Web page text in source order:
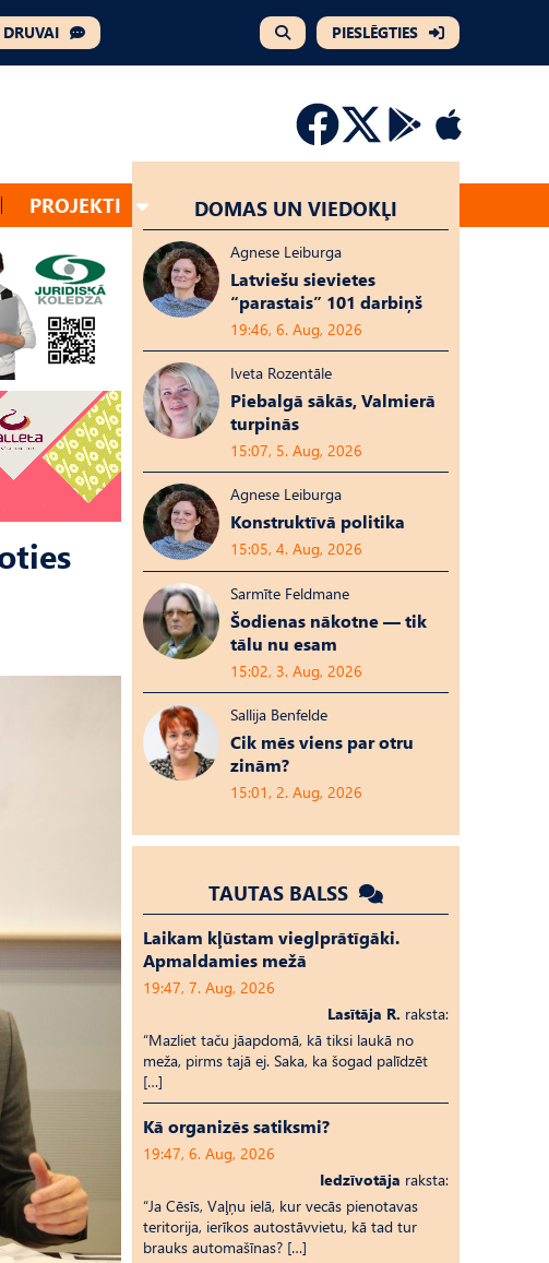
PIESLĒGTIES
PROJEKTI DOMAS UN VIEDOKĻI
Agnese Leiburga
Latviešu sievietes
“parastais” 101 darbiņš
19:46, 6. Aug, 2026
Iveta Rozentāle
Piebalgā sākās, Valmierā
turpinās
15:07, 5. Aug, 2026
Agnese Leiburga
Konstruktīvā politika
15:05, 4. Aug, 2026
Sarmīte Feldmane
Šodienas nākotne — tik
tālu nu esam
15:02, 3. Aug, 2026
Sallija Benfelde
Cik mēs viens par otru
zinām?
15:01, 2. Aug, 2026
TAUTAS BALSS
Laikam kļūstam vieglprātīgāki.
Apmaldamies mežā
19:47, 7. Aug, 2026
Lasītāja R. raksta:
“Mazliet taču jāapdomā, kā tiksi laukā no
meža, pirms tajā ej. Saka, ka šogad palīdzēt
[…]
Kā organizēs satiksmi?
19:47, 6. Aug, 2026
Iedzīvotāja raksta:
“Ja Cēsīs, Vaļņu ielā, kur vecās pienotavas
teritorija, ierīkos autostāvvietu, kā tad tur
brauks automašīnas? […]